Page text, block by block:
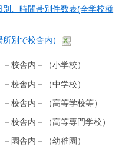
、時間帯別件数表(全学校種
別で校舎内）
校舎内－（小学校）
校舎内－（中学校）
舎内－（高等学校等）
舎内－（高等専門学校）
園舎内－（幼稚園）